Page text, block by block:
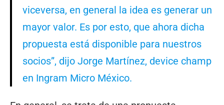
viceversa, en general la idea es generar un
mayor valor. Es por esto, que ahora dicha
propuesta está disponible para nuestros
socios”, dijo Jorge Martínez, device champ
en Ingram Micro México.